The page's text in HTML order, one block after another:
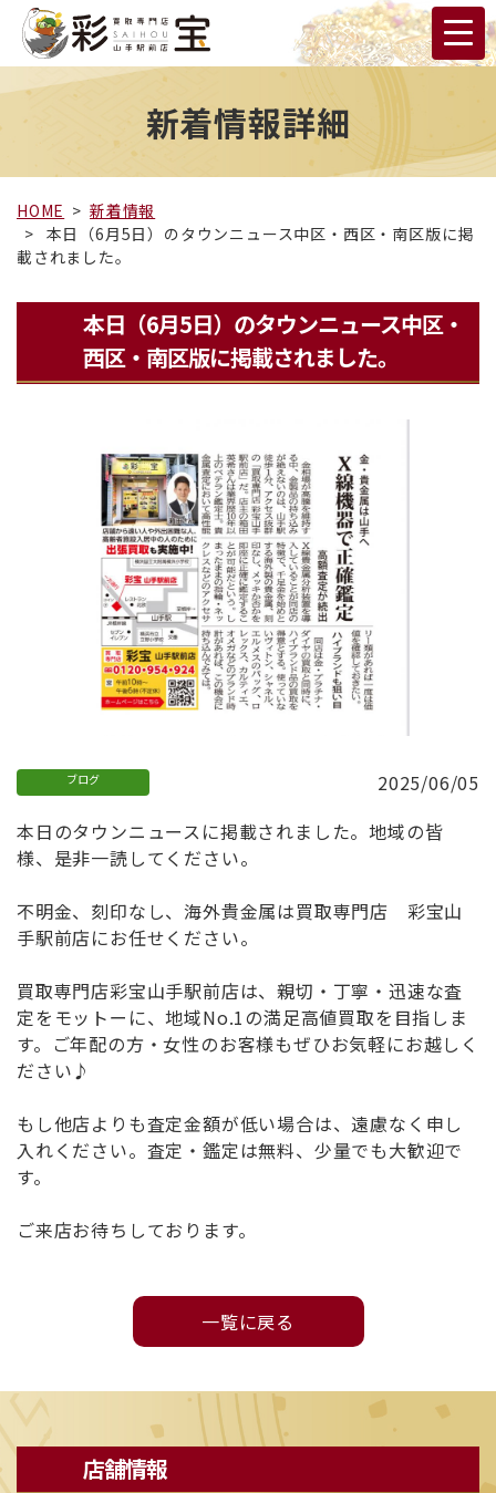
新着情報詳細
HOME
新着情報
本日（6月5日）のタウンニュース中区・西区・南区版に掲
載されました。
本日（6月5日）のタウンニュース中区・
西区・南区版に掲載されました。
ブログ
2025/06/05
本日のタウンニュース に掲載されました。地域の皆
様、是非一読してください。
不明金、刻印なし、海外貴金属は買取専門店 彩宝山
手駅前店にお任せください。
買取専門店彩宝山手駅前店は、親切・丁寧・迅速な査
定をモットーに、地域No.1の満足高値買取を目指しま
す。ご年配の方・女性のお客様もぜひお気軽にお越しく
ださい♪
もし他店よりも査定金額が低い場合は、遠慮なく申し
入れください。査定・鑑定は無料、少量でも大歓迎で
す。
ご来店お待ちしております。
⼀覧に戻る
店舗情報